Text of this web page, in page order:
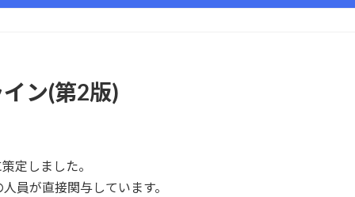
ン(第2版)
定しました。
員が直接関与しています。